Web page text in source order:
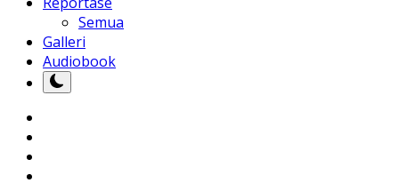
Semua
Galleri
Audiobook